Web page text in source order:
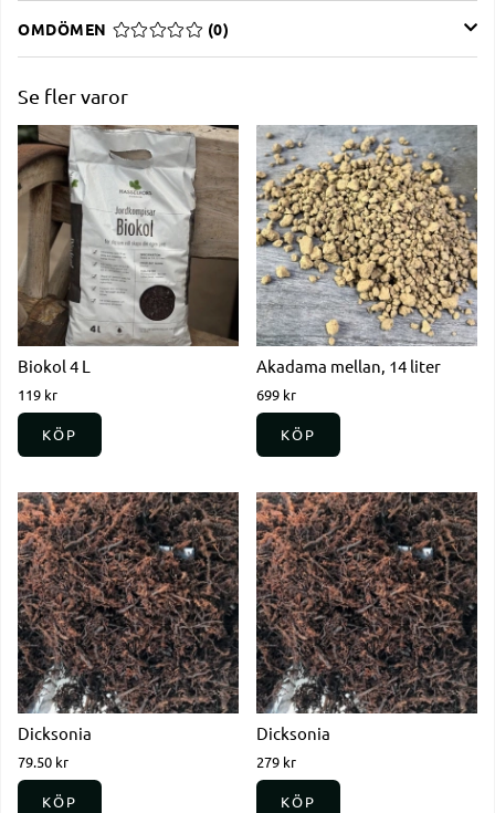
OMDÖMEN MEDELBETYG 0 AV 5 ANTAL BETYG 0
(0)
Se fler varor
Biokol 4 L
119 kr
KÖP
Akadama mellan, 14 liter
699 kr
KÖP
Dicksonia
79.50 kr
KÖP
Dicksonia
279 kr
KÖP